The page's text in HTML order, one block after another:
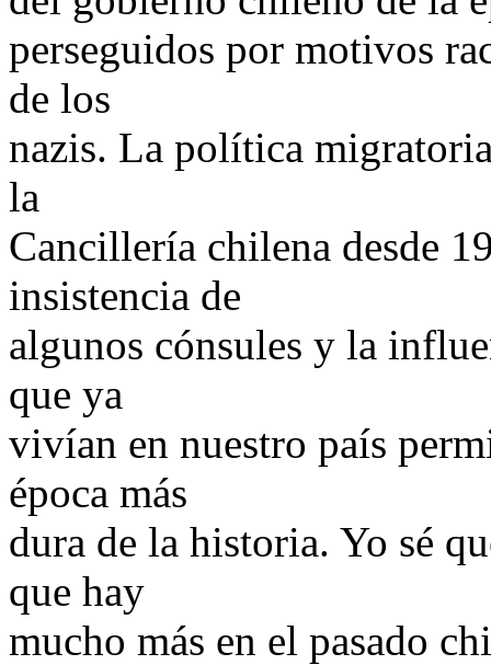
perseguidos por motivos
de los
nazis. La política
la
Cancillería chilena desde
insistencia de
algunos cónsules y la
que ya
vivían en nuestro país
época más
dura de la historia. Yo sé
que hay
mucho más en el pasado